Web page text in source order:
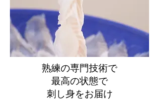
熟練の専門技術で
最高の状態で
刺し身をお届け